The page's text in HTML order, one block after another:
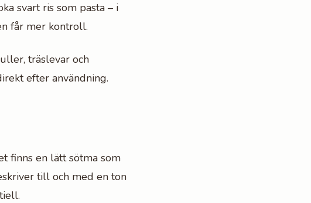
svart ris som pasta – i
får mer kontroll.
träslevar och
efter användning.
finns en lätt sötma som
till och med en ton